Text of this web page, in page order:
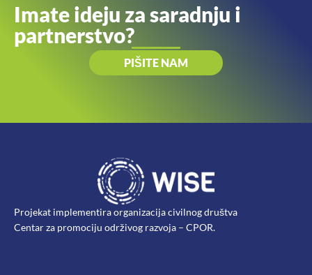
Imate ideju za saradnju i
partnerstvo?
PIŠITE NAM
Projekat implementira organizacija civilnog društva
Centar za promociju održivog razvoja – CPOR.